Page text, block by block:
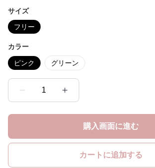
サイズ
フリー
カラー
ピンク グリーン
1
購入画面に進む
カートに追加する